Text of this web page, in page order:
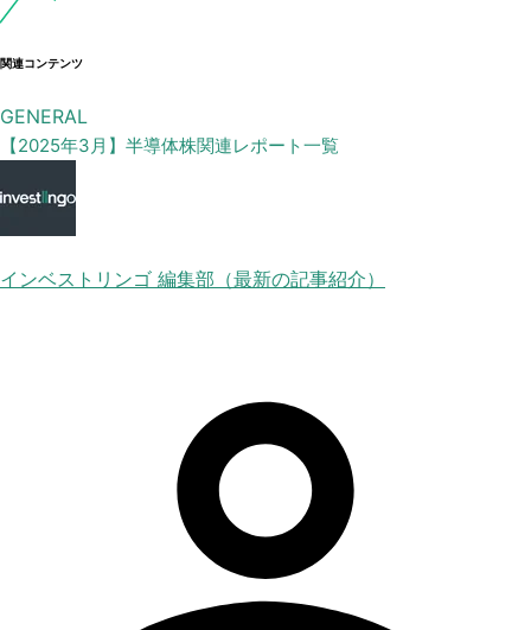
関連コンテンツ
GENERAL
【2025年3月】半導体株関連レポート一覧
インベストリンゴ 編集部（最新の記事紹介）